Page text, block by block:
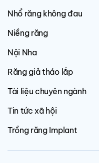
Nhổ răng không đau
Niềng răng
Nội Nha
Răng giả tháo lắp
Tài liệu chuyên ngành
Tin tức xã hội
Trồng răng Implant